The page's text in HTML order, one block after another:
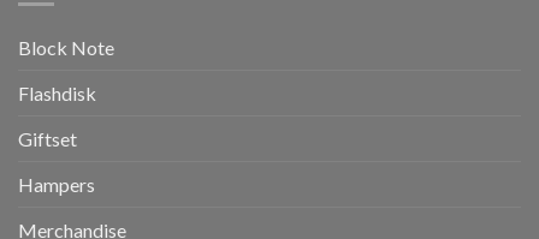
Block Note
Flashdisk
Giftset
Hampers
Merchandise